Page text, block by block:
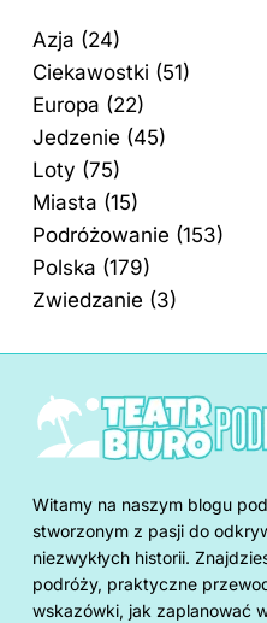
Azja (24)
Ciekawostki (51)
Europa (22)
Jedzenie (45)
Loty (75)
Miasta (15)
Podróżowanie (153)
Polska (179)
Zwiedzanie (3)
Witamy na naszym blogu
stworzonym z pasji do
niezwykłych historii.
podróży, praktyczne
wskazówki, jak zaplanować